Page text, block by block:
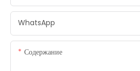
WhatsApp
Содержание